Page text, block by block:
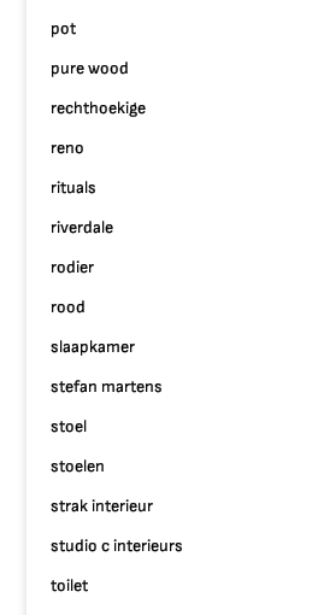
pot
pure wood
rechthoekige
reno
rituals
riverdale
rodier
rood
slaapkamer
stefan martens
stoel
stoelen
strak interieur
studio c interieurs
toilet